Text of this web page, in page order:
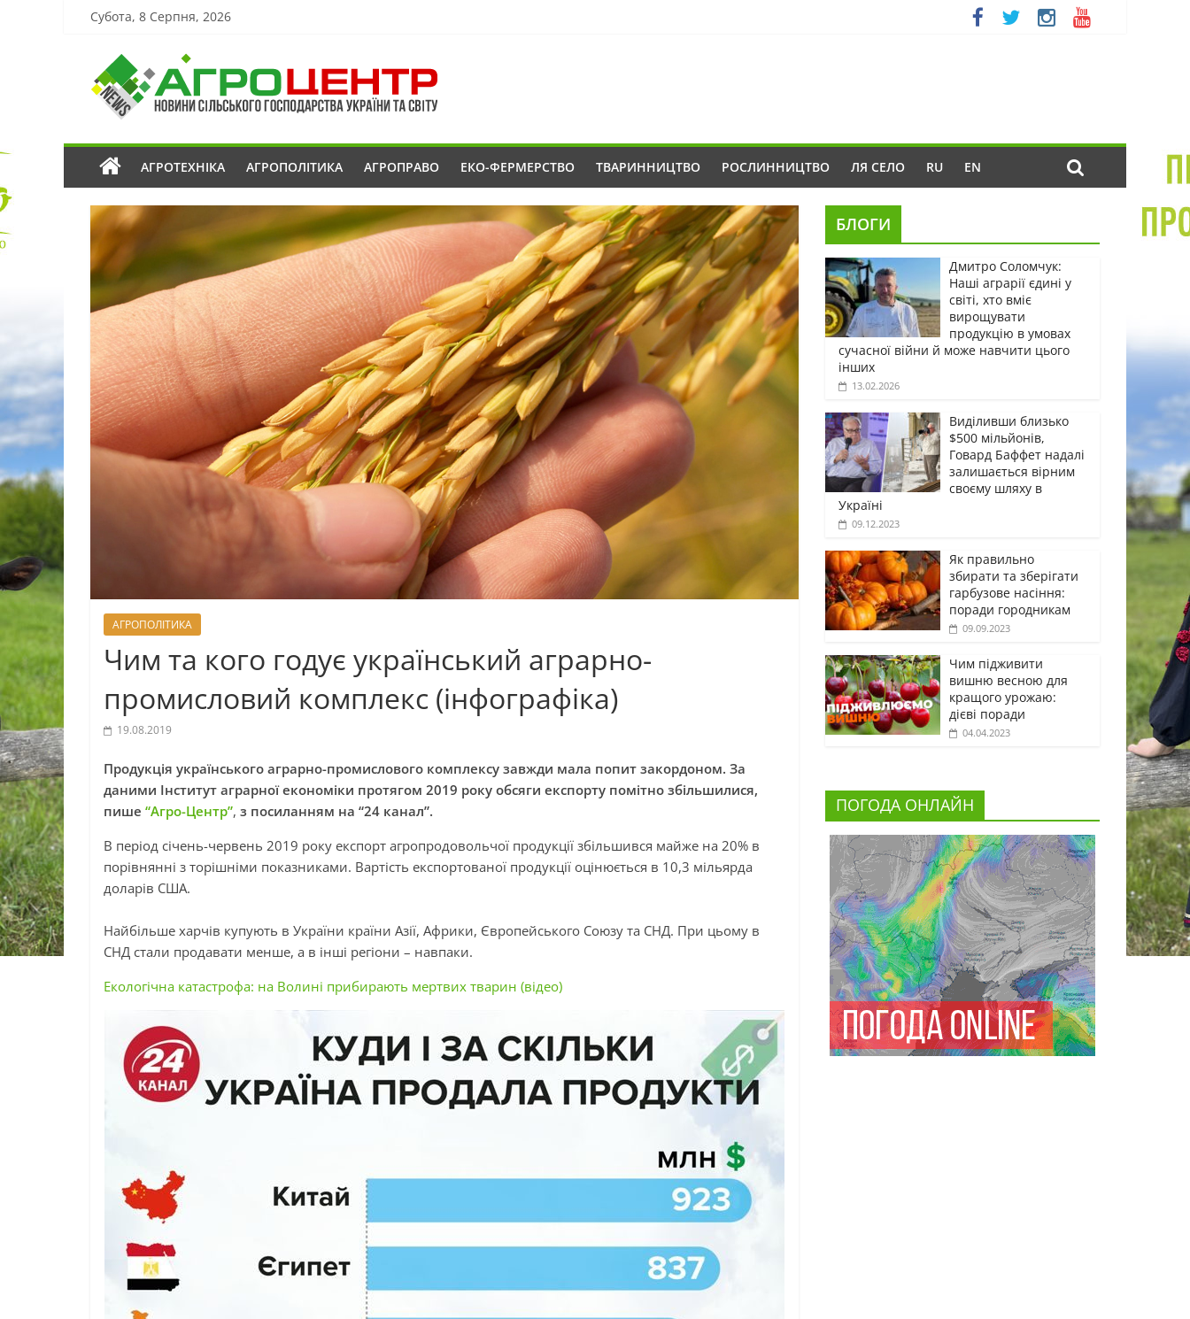
Субота, 8 Серпня, 2026
АГРОТЕХНІКА АГРОПОЛІТИКА АГРОПРАВО ЕКО-ФЕРМЕРСТВО ТВАРИННИЦТВО РОСЛИННИЦТВО ЛЯ СЕЛО RU EN
АГРОПОЛІТИКА
Чим та кого годує український аграрно-
промисловий комплекс (інфографіка)
19.08.2019
Продукція українського аграрно-промислового комплексу завжди мала попит закордоном. За
даними Інститут аграрної економіки протягом 2019 року обсяги експорту помітно збільшилися,
пише “Агро-Центр”, з посиланням на “24 канал”.
В період січень-червень 2019 року експорт агропродовольчої продукції збільшився майже на 20% в
порівнянні з торішніми показниками. Вартість експортованої продукції оцінюється в 10,3 мільярда
доларів США.
Найбільше харчів купують в України країни Азії, Африки, Європейського Союзу та СНД. При цьому в
СНД стали продавати менше, а в інші регіони – навпаки.
Екологічна катастрофа: на Волині прибирають мертвих тварин (відео)
БЛОГИ
Дмитро Соломчук:
Наші аграрії єдині у
світі, хто вміє
вирощувати
продукцію в умовах
сучасної війни й може навчити цього
інших
13.02.2026
Виділивши близько
$500 мільйонів,
Говард Баффет надалі
залишається вірним
своєму шляху в
Україні
09.12.2023
Як правильно
збирати та зберігати
гарбузове насіння:
поради городникам
09.09.2023
Чим підживити
вишню весною для
кращого урожаю:
дієві поради
04.04.2023
ПОГОДА ОНЛАЙН